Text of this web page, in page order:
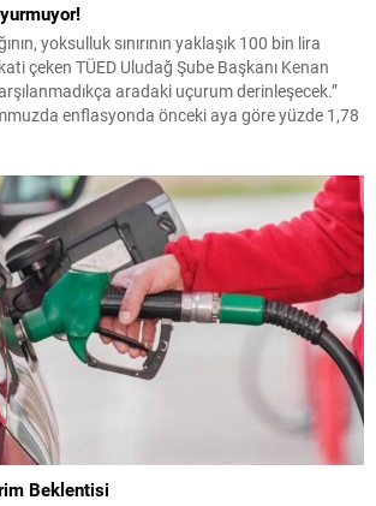
yoksulluk sınırının yaklaşık 100 bin lira
çeken TÜED Uludağ Şube Başkanı Kenan
aradaki uçurum derinleşecek.”
enflasyonda önceki aya göre yüzde 1,78
ayına göre yüzde 31,75 artış ve 12 aylık
Beklentisi